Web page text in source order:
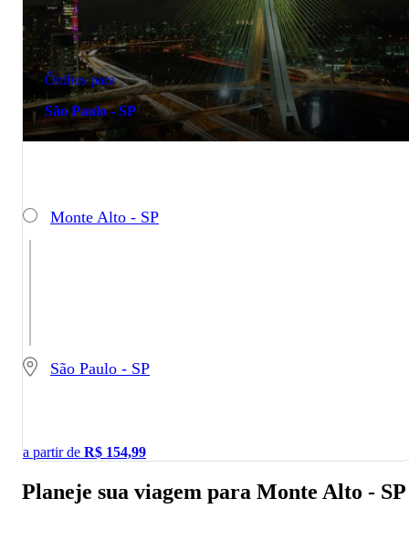
Ônibus para
São Paulo - SP
Monte Alto - SP
São Paulo - SP
a partir de R$ 154,99
Planeje sua viagem para Monte Alto - SP